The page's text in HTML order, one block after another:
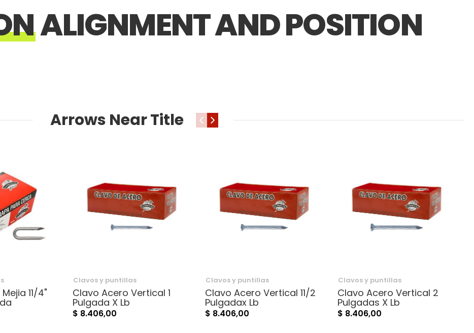
ALIGNMENT AND POSITION
Arrows Near Title ‹ ›
11/4"
Clavos y puntillas
Clavo Acero Vertical 1
Pulgada X Lb
$ 8.406,00
Clavos y puntillas
Clavo Acero Vertical 11/2
Pulgadax Lb
$ 8.406,00
Clavos y puntillas
Clavo Acero Vertical 2
Pulgadas X Lb
$ 8.406,00